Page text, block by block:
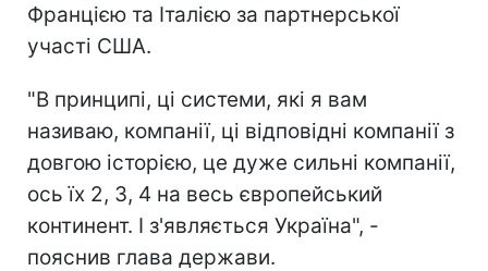
Францією та Італією за партнерської
участі США.
"В принципі, ці системи, які я вам
називаю, компанії, ці відповідні компанії з
довгою історією, це дуже сильні компанії,
ось їх 2, 3, 4 на весь європейський
континент. І з'являється Україна", -
пояснив глава держави.